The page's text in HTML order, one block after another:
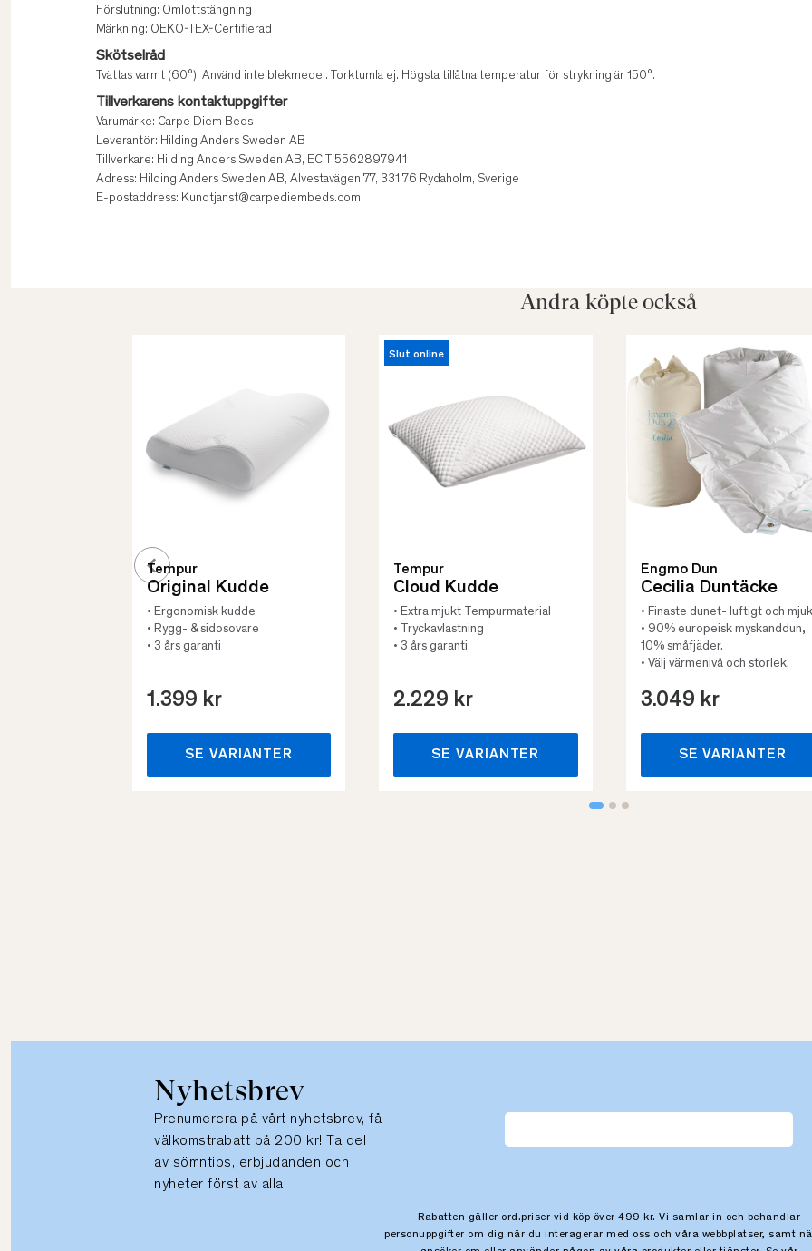
Förslutning: Omlottstängning
Märkning: OEKO-TEX-Certifierad
Skötselråd
Tvättas varmt (60°). Använd inte blekmedel. Torktumla ej. Högsta tillåtna temperatur för strykning är 150°.
Tillverkarens kontaktuppgifter
Varumärke: Carpe Diem Beds
Leverantör: Hilding Anders Sweden AB
Tillverkare: Hilding Anders Sweden AB, ECIT 5562897941
Adress: Hilding Anders Sweden AB, Alvestavägen 77, 331 76 Rydaholm, Sverige
E-postaddress: Kundtjanst@carpediembeds.com
Andra köpte också
Tempur
Original Kudde
• Ergonomisk kudde
• Rygg- & sidosovare
• 3 års garanti
1.399 kr
SE VARIANTER
Slut online
Tempur
Cloud Kudde
• Extra mjukt Tempurmaterial
• Tryckavlastning
• 3 års garanti
2.229 kr
SE VARIANTER
Engmo Dun
Cecilia Duntäcke
• Finaste dunet- luftigt och
• 90% europeisk myskanddun,
10% småfjäder.
• Välj värmenivå och storlek.
3.049 kr
SE VARIANTER
Nyhetsbrev
Prenumerera på vårt nyhetsbrev, få
välkomstrabatt på 200 kr! Ta del
av sömntips, erbjudanden och
nyheter först av alla.
Rabatten gäller ord.priser vid köp över 499 kr. Vi samlar in och behandlar
personuppgifter om dig när du interagerar med oss och våra webbplatser, samt